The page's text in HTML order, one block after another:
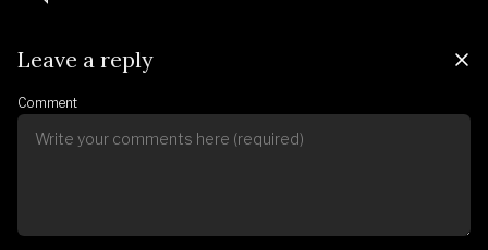
Leave a reply
Comment